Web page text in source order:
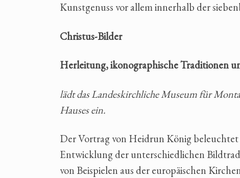
Kunstgenuss vor allem innerhalb der
Christus-Bilder
Herleitung, ikonographische Traditionen
lädt das Landeskirchliche Museum für
Hauses ein.
Der Vortrag von Heidrun König
Entwicklung der unterschiedlichen
von Beispielen aus der europäischen